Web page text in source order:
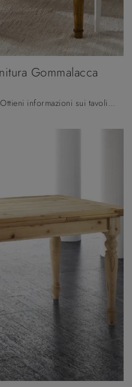
Gommalacca
Vuoi completare spazi classici? Ottieni informazioni sui tavoli classici allungabili: il modello da cucina Malìa Abete Vecchio finitura Gommalacca ...